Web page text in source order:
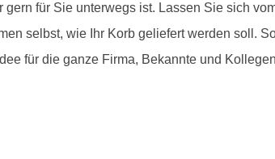
für Sie unterwegs ist. Lassen Sie sich
selbst, wie Ihr Korb geliefert werden soll.
für die ganze Firma, Bekannte und